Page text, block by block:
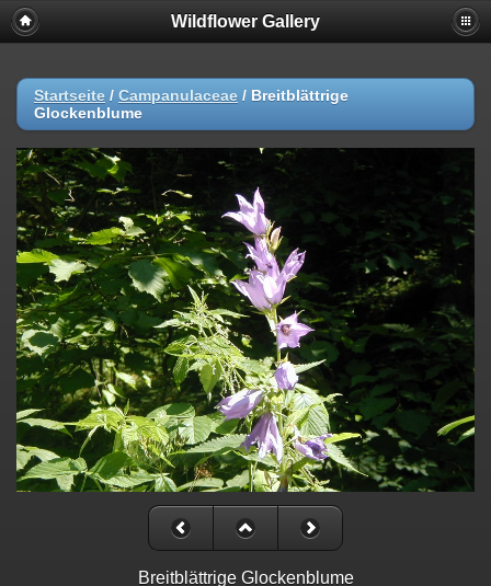
Wildflower Gallery
Startseite / Campanulaceae / Breitblättrige
Glockenblume
Breitblättrige Glockenblume